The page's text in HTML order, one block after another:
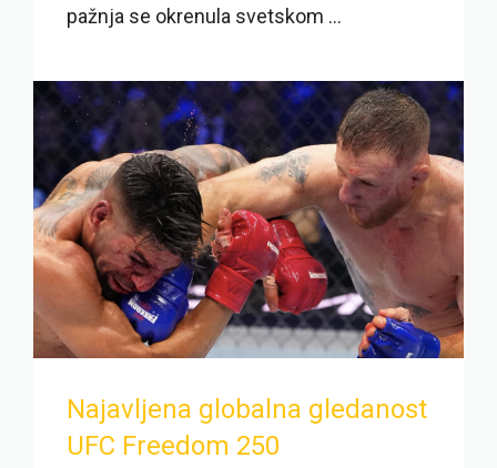
pažnja se okrenula svetskom ...
Najavljena globalna gledanost
UFC Freedom 250